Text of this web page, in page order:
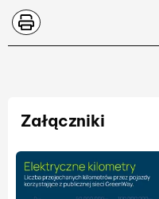
Załączniki